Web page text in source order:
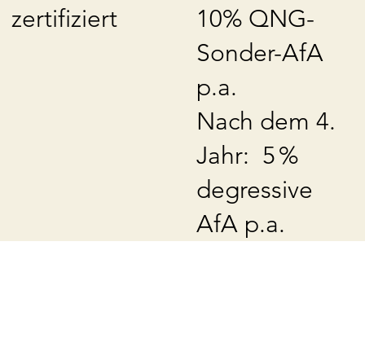
zertifiziert
10% QNG-
Sonder-AfA
p.a.
Nach dem 4.
Jahr: 5 %
degressive
AfA p.a.